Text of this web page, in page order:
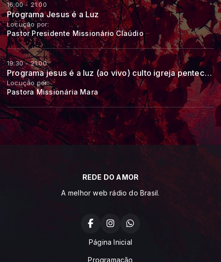
16:00 - 21:00
Programa Jesus é a Luz
Locução por:
Pastor Presidente Missionário Claúdio
19:30 - 21:00
Programa jesus é a luz (ao vivo) culto igreja pentecostal jesus é a luz
Locução por:
Pastora Missionária Mara
REDE DO AMOR
A melhor web rádio do Brasil.
Página Inicial
Programação